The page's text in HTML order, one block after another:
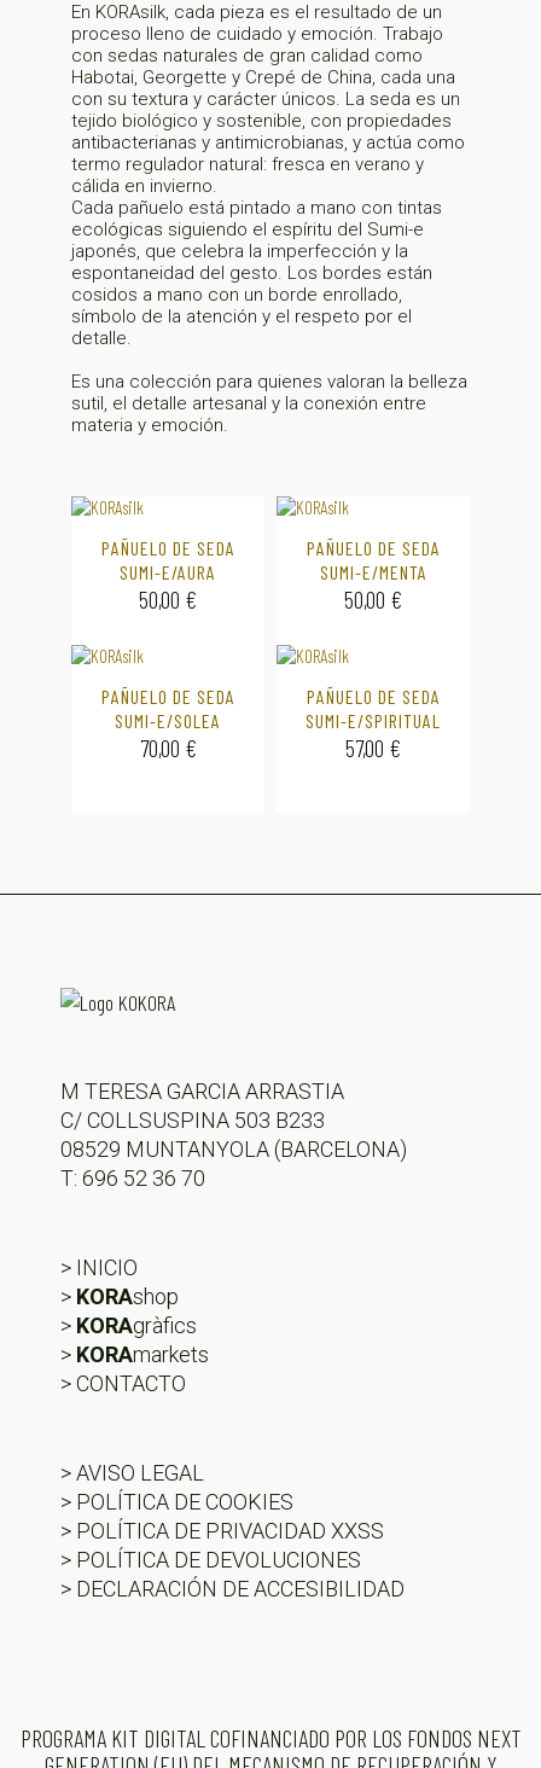
En KORAsilk, cada pieza es el resultado de un
proceso lleno de cuidado y emoción. Trabajo
con sedas naturales de gran calidad como
Habotai, Georgette y Crepé de China, cada una
con su textura y carácter únicos. La seda es un
tejido biológico y sostenible, con propiedades
antibacterianas y antimicrobianas, y actúa como
termo regulador natural: fresca en verano y
cálida en invierno.
Cada pañuelo está pintado a mano con tintas
ecológicas siguiendo el espíritu del Sumi-e
japonés, que celebra la imperfección y la
espontaneidad del gesto. Los bordes están
cosidos a mano con un borde enrollado,
símbolo de la atención y el respeto por el
detalle.
Es una colección para quienes valoran la belleza
sutil, el detalle artesanal y la conexión entre
materia y emoción.
PAÑUELO DE SEDA
SUMI-E/AURA
50,00 €
PAÑUELO DE SEDA
SUMI-E/MENTA
50,00 €
PAÑUELO DE SEDA
SUMI-E/SOLEA
70,00 €
PAÑUELO DE SEDA
SUMI-E/SPIRITUAL
57,00 €
M TERESA GARCIA ARRASTIA
C/ COLLSUSPINA 503 B233
08529 MUNTANYOLA (BARCELONA)
T: 696 52 36 70
> INICIO
> KORAshop
> KORAgràfics
> KORAmarkets
> CONTACTO
> AVISO LEGAL
> POLÍTICA DE COOKIES
> POLÍTICA DE PRIVACIDAD XXSS
> POLÍTICA DE DEVOLUCIONES
> DECLARACIÓN DE ACCESIBILIDAD
PROGRAMA KIT DIGITAL COFINANCIADO POR LOS FONDOS NEXT